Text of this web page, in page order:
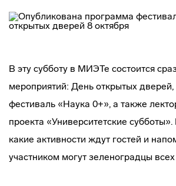
В эту субботу в МИЭТе состоится
мероприятий: День открытых дверей,
фестиваль «Наука 0+», а также
проекта «Университетские
какие активности ждут гостей и
участником могут зеленоградцы